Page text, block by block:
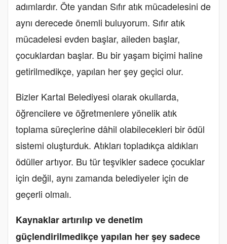
adımlardır. Öte yandan Sıfır atık mücadelesini de
aynı derecede önemli buluyorum. Sıfır atık
mücadelesi evden başlar, aileden başlar,
çocuklardan başlar. Bu bir yaşam biçimi haline
getirilmedikçe, yapılan her şey geçici olur.
Bizler Kartal Belediyesi olarak okullarda,
öğrencilere ve öğretmenlere yönelik atık
toplama süreçlerine dâhil olabilecekleri bir ödül
sistemi oluşturduk. Atıkları topladıkça aldıkları
ödüller artıyor. Bu tür teşvikler sadece çocuklar
için değil, aynı zamanda belediyeler için de
geçerli olmalı.
Kaynaklar artırılıp ve denetim
güçlendirilmedikçe yapılan her şey sadece